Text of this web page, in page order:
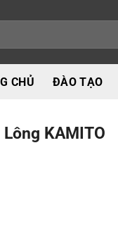
CHỦ ĐÀO TẠO
KAMITO